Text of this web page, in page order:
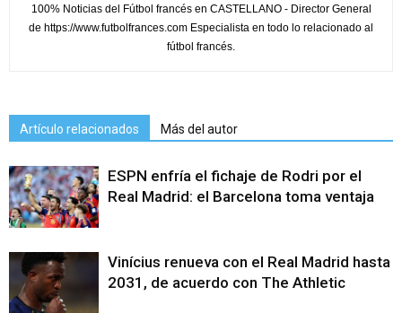
100% Noticias del Fútbol francés en CASTELLANO - Director General
de https://www.futbolfrances.com Especialista en todo lo relacionado al
fútbol francés.
Artículo relacionados Más del autor
ESPN enfría el fichaje de Rodri por el
Real Madrid: el Barcelona toma ventaja
Vinícius renueva con el Real Madrid hasta
2031, de acuerdo con The Athletic